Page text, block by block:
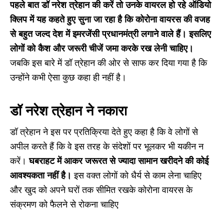
पहले बात डॉ नरेश त्रेहान की करें तो उनके वायरल हो रहे ऑडियो
क्लिप में यह कहते हुए सुना जा रहा है कि कोरोना वायरस की वजह
से बहुत जल्द देश में इमरजेंसी प्रधानमंत्री लगाने वाले हैं। इसलिए
लोगों को कैश और जरूरी चीजें जमा करके रख लेनी चाहिए।
जबकि इस बारे में डॉ त्रेहान की ओर से साफ कर दिया गया है कि
उन्होंने कभी ऐसा कुछ कहा ही नहीं है।
डॉ नरेश त्रेहान ने नकारा
डॉ त्रेहान ने इस पर प्रतिक्रिया देते हुए कहा है कि वे लोगों से
अपील करते हैं कि वे इस तरह के संदेशों पर भूलकर भी यकीन न
करें।घबराहट में आकर जरूरत से ज्यादा सामान खरीदने की कोई
आवश्यकता नहीं है। इस वक्त लोगों को धैर्य से काम लेना चाहिए
और खुद को अपने घरों तक सीमित रखके कोरोना वायरस के
संक्रमण को फैलने से रोकना चाहिए